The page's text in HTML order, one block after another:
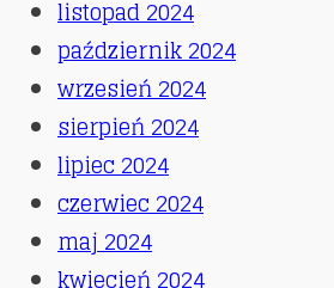
listopad 2024
październik 2024
wrzesień 2024
sierpień 2024
lipiec 2024
czerwiec 2024
maj 2024
kwiecień 2024